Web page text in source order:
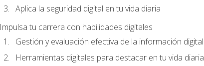
Aplica la seguridad digital en tu vida diaria
Impulsa tu carrera con habilidades digitales
Gestión y evaluación efectiva de la información digital
Herramientas digitales para destacar en tu vida diaria